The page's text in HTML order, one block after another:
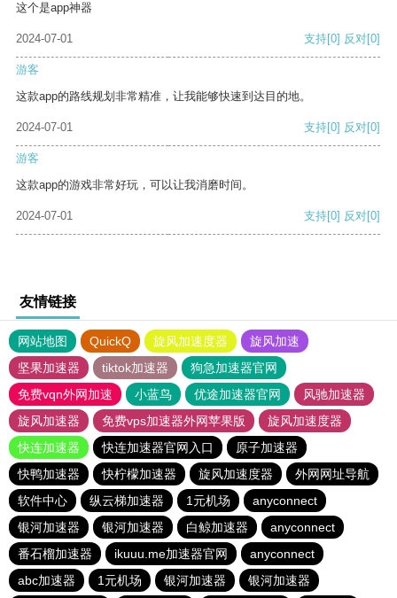
这个是app神器
2024-07-01 支持[0] 反对[0]
游客
这款app的路线规划非常精准，让我能够快速到达目的地。
2024-07-01 支持[0] 反对[0]
游客
这款app的游戏非常好玩，可以让我消磨时间。
2024-07-01 支持[0] 反对[0]
友情链接
网站地图 QuickQ 旋风加速度器
旋风加速
坚果加速器
tiktok加速器
狗急加速器官网
免费vqn外网加速
小蓝鸟 优途加速器官网
风驰加速器
旋风加速器
免费vps加速器外网苹果版
旋风加速度器
快连加速器
快连加速器官网入口
原子加速器
快鸭加速器
快柠檬加速器 旋风加速度器
外网网址导航
软件中心
纵云梯加速器 1元机场
anyconnect
银河加速器
银河加速器 白鲸加速器
anyconnect
番石榴加速器
ikuuu.me加速器官网
anyconnect
abc加速器
1元机场 银河加速器 银河加速器